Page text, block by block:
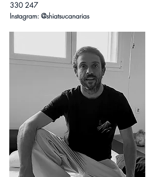
330 247
Instagram: @shiatsucanarias